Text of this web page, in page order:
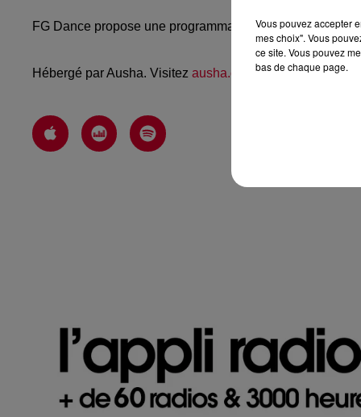
FG Dance propose une programmation dance, EDM,
Hébergé par Ausha. Visitez ausha.co/politique-de-
Vous pouvez accepter
mes choix". Vous
ce site. Vous pouvez
bas de chaque page.